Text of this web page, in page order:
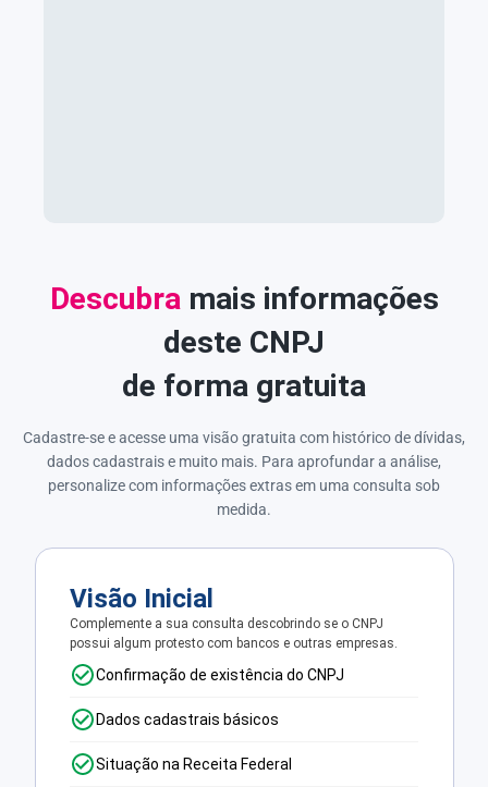
Descubramais informações
deste CNPJ
de forma gratuita
Cadastre-se e acesse uma visão gratuita com histórico de dívidas,
dados cadastrais e muito mais. Para aprofundar a análise,
personalize com informações extras em uma consulta sob
medida.
Visão Inicial
Complemente a sua consulta descobrindo se o CNPJ
possui algum protesto com bancos e outras empresas.
Confirmação de existência do CNPJ
Dados cadastrais básicos
Situação na Receita Federal